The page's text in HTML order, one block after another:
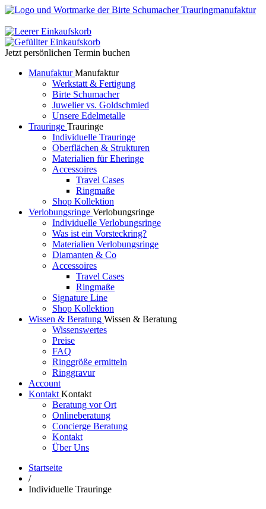
Jetzt persönlichen Termin buchen
Manufaktur Manufaktur
Werkstatt & Fertigung
Birte Schumacher
Juwelier vs. Goldschmied
Unsere Edelmetalle
Trauringe Trauringe
Individuelle Trauringe
Oberflächen & Strukturen
Materialien für Eheringe
Accessoires
Travel Cases
Ringmaße
Shop Kollektion
Verlobungsringe Verlobungsringe
Individuelle Verlobungsringe
Was ist ein Vorsteckring?
Materialien Verlobungsringe
Diamanten & Co
Accessoires
Travel Cases
Ringmaße
Signature Line
Shop Kollektion
Wissen & Beratung Wissen & Beratung
Wissenswertes
Preise
FAQ
Ringgröße ermitteln
Ringgravur
Account
Kontakt Kontakt
Beratung vor Ort
Onlineberatung
Concierge Beratung
Kontakt
Über Uns
Startseite
/
Individuelle Trauringe